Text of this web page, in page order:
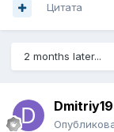
Цитата
2 months later...